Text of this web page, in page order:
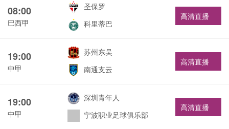
08:00
巴西甲
圣保罗
科里蒂巴
高清直播
19:00
中甲
苏州东吴
南通支云
高清直播
19:00
中甲
深圳青年人
宁波职业足球俱乐部
高清直播